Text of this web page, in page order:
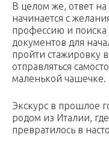
В целом же, ответ на
начинается с
профессию и поиска
документов для
пройти стажировку
отправляться
маленькой чашечке.
Экскурс в прошлое
родом из Италии,
превратилось в